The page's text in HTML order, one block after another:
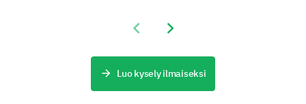
Please provide suggestions for improving the
Previous slide
Next slide
Luo kysely ilmaiseksi